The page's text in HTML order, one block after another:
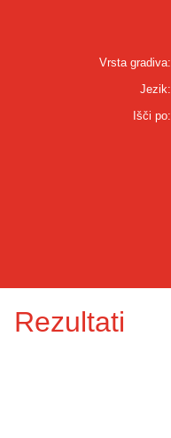
Vrsta gradiva:
Jezik:
Išči po:
Rezultati